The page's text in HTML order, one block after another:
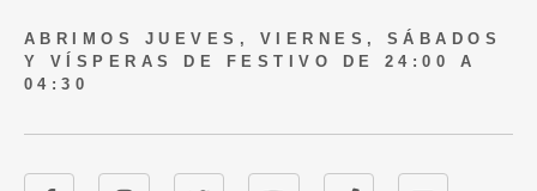
ABRIMOS JUEVES, VIERNES, SÁBADOS
Y VÍSPERAS DE FESTIVO DE 24:00 A
04:30